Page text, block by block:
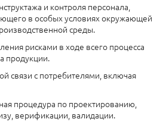
и контроля персонала,
в особых условиях окружающей
среды.
рисками в ходе всего процесса
продукции.
связи с потребителями, включая
процедура по проектированию,
верификации, валидации.